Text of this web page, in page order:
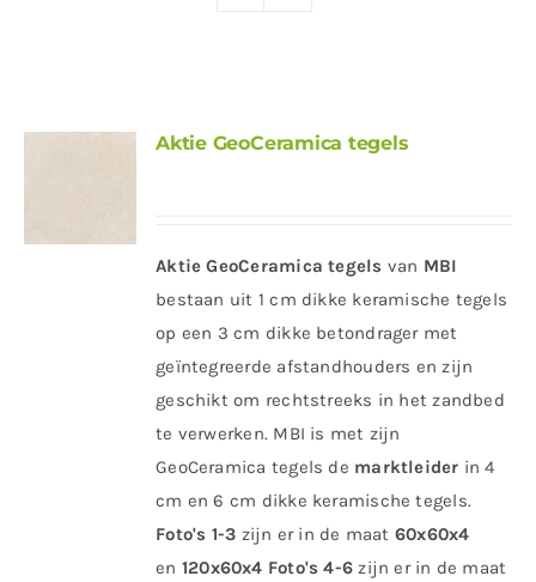
Aktie GeoCeramica tegels
Aktie GeoCeramica tegels van MBI
bestaan uit 1 cm dikke keramische tegels
op een 3 cm dikke betondrager met
geïntegreerde afstandhouders en zijn
geschikt om rechtstreeks in het zandbed
te verwerken. MBI is met zijn
GeoCeramica tegels de marktleider in 4
cm en 6 cm dikke keramische tegels.
Foto's 1-3 zijn er in de maat 60x60x4
en 120x60x4 Foto's 4-6 zijn er in de maat